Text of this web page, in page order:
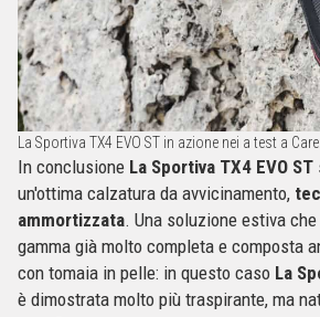
La Sportiva TX4 EVO ST in azione nei a test a
In conclusione La Sportiva TX4 EVO ST
un'ottima calzatura da avvicinamento,
ammortizzata. Una soluzione estiva
gamma già molto completa e composta
con tomaia in pelle: in questo caso La
è dimostrata molto più traspirante, ma